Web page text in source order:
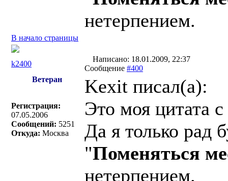
нетерпением.
В начало страницы
k2400
Написано: 18.01.2009, 22:37
Сообщение #400
Ветеран
Регистрация:
07.05.2006
Сообщений: 5251
Откуда: Москва
Kexit писал(a):
Это моя цитата
Да я только рад
"Поменяться
нетерпением.